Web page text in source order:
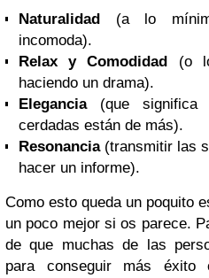
Naturalidad (a lo
incomoda).
Relax y Comodidad (o
haciendo un drama).
Elegancia(que significa
cerdadas están de más).
Resonancia(transmitir las
hacer un informe).
Como esto queda un poquito
un poco mejor si os parece.
de que muchas de las
para conseguir más éxito